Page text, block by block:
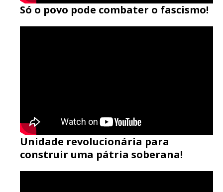
Só o povo pode combater o fascismo!
Unidade revolucionária para
construir uma pátria soberana!